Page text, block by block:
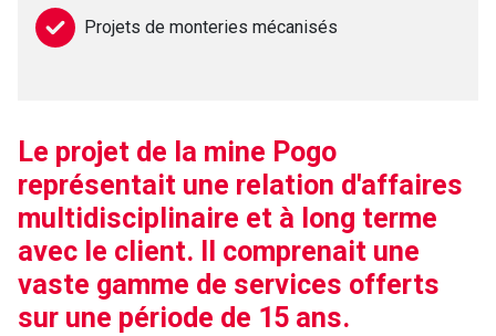
Projets de monteries mécanisés
Le projet de la mine Pogo
représentait une relation d'affaires
multidisciplinaire et à long terme
avec le client. Il comprenait une
vaste gamme de services offerts
sur une période de 15 ans.